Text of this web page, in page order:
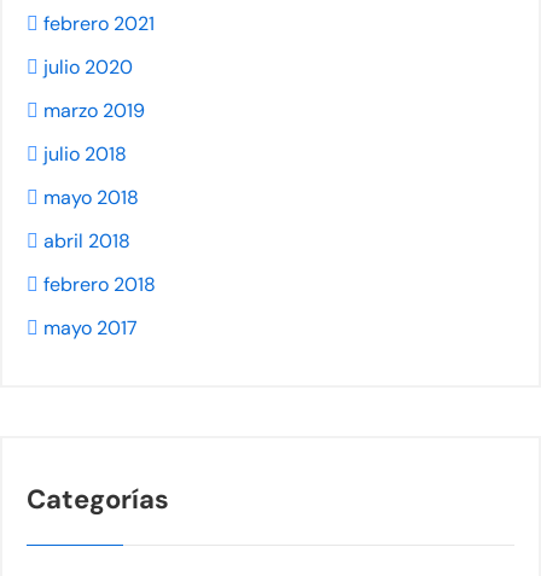
febrero 2021
julio 2020
marzo 2019
julio 2018
mayo 2018
abril 2018
febrero 2018
mayo 2017
Categorías